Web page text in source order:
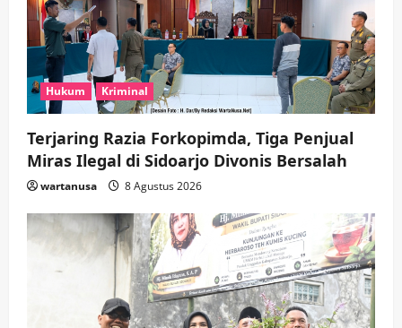
Hukum Kriminal
Terjaring Razia Forkopimda, Tiga Penjual
Miras Ilegal di Sidoarjo Divonis Bersalah
wartanusa 8 Agustus 2026